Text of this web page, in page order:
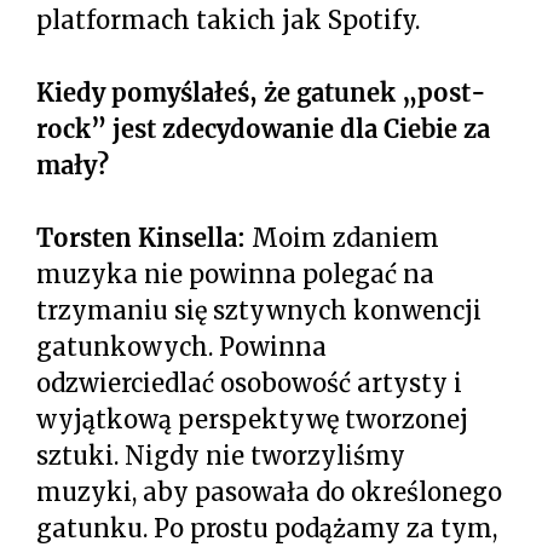
platformach takich jak Spotify.
Kiedy pomyślałeś, że gatunek „post-
rock” jest zdecydowanie dla Ciebie za
mały?
Torsten Kinsella: Moim zdaniem
muzyka nie powinna polegać na
trzymaniu się sztywnych konwencji
gatunkowych. Powinna
odzwierciedlać osobowość artysty i
wyjątkową perspektywę tworzonej
sztuki. Nigdy nie tworzyliśmy
muzyki, aby pasowała do określonego
gatunku. Po prostu podążamy za tym,